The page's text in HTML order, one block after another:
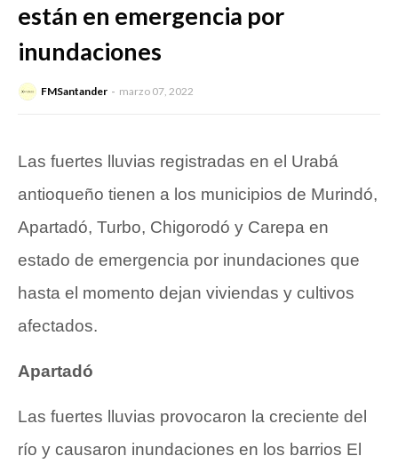
están en emergencia por
inundaciones
FMSantander marzo 07, 2022
Las fuertes lluvias registradas en el Urabá
antioqueño tienen a los municipios de Murindó,
Apartadó, Turbo, Chigorodó y Carepa en
estado de emergencia por inundaciones que
hasta el momento dejan viviendas y cultivos
afectados.
Apartadó
Las fuertes lluvias provocaron la creciente del
río y causaron inundaciones en los barrios El